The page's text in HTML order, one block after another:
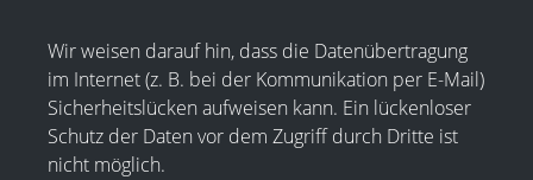
Wir weisen darauf hin, dass die Datenübertragung
im Internet (z. B. bei der Kommunikation per E-Mail)
Sicherheitslücken aufweisen kann. Ein lückenloser
Schutz der Daten vor dem Zugriff durch Dritte ist
nicht möglich.